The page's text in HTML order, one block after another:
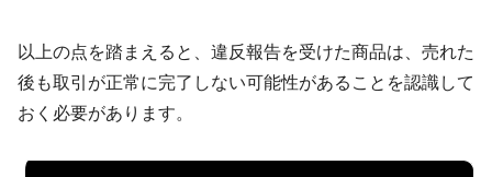
以上の点を踏まえると、違反報告を受けた商品は、売れた
後も取引が正常に完了しない可能性があることを認識して
おく必要があります。